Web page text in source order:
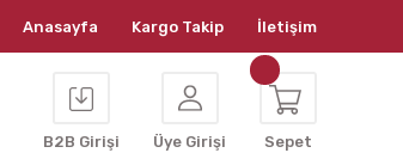
Anasayfa Kargo Takip İletişim
B2B Girişi Üye Girişi Sepet